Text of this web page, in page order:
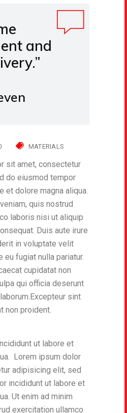
and
MATERIALS
sit amet, consectetur
do eiusmod tempor
et dolore magna aliqua.
quis nostrud
laboris nisi ut aliquip
Duis aute irure
in voluptate velit
fugiat nulla pariatur.
cupidatat non
qui officia deserunt
sint
non proident.
ut labore et
Lorem ipsum dolor
adipisicing elit, sed
incididunt ut labore et
Ut enim ad minim
exercitation ullamco